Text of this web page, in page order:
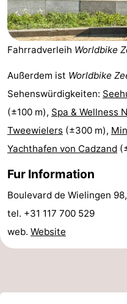
-
Bad
Meersee
-
Beach
Resort
Nieuwvliet-
-
De
Meulinge
-
EuroParcs
-
Résidence
Resort
-
Fahrradverleih Worldbike
Außerdem ist Worldbike
Sehenswürdigkeiten:
(±100 m), Spa & Wellness
Tweewielers (±300 m),
Yachthafen von Cadzand
Fur Information
Boulevard de Wielingen
tel. +31 117 700 529
web. Website